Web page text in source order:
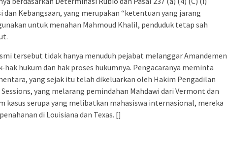
dan Kebangsaan, yang merupakan “ketentuan yang jarang
untuk menahan Mahmoud Khalil, penduduk tetap sah
tersebut tidak hanya menuduh pejabat melanggar Amandemen
hukum dan hak proses hukumnya. Pengacaranya meminta
yang sejak itu telah dikeluarkan oleh Hakim Pengadilan
yang melarang pemindahan Mahdawi dari Vermont dan
kasus serupa yang melibatkan mahasiswa internasional, mereka
di Louisiana dan Texas. []